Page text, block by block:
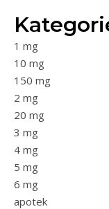
1 mg
10 mg
150 mg
2 mg
20 mg
3 mg
4 mg
5 mg
6 mg
apotek